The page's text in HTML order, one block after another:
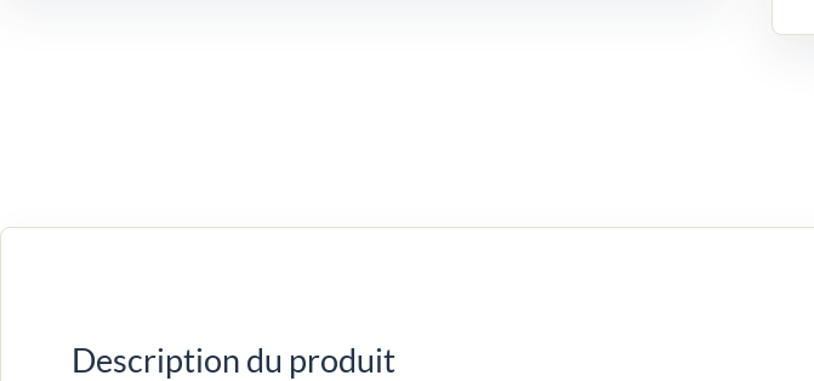
Description du produit